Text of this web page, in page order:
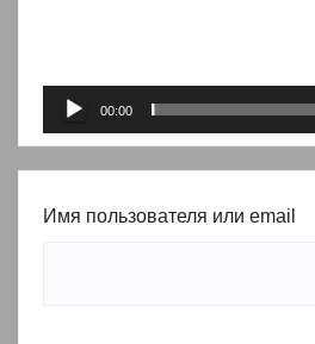
00:00
Имя пользователя или email